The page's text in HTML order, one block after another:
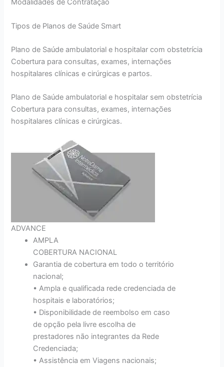
Modalidades de Contratação
Tipos de Planos de Saúde Smart
Plano de Saúde ambulatorial e hospitalar com obstetrícia
Cobertura para consultas, exames, internações
hospitalares clínicas e cirúrgicas e partos.
Plano de Saúde ambulatorial e hospitalar sem obstetrícia
Cobertura para consultas, exames, internações
hospitalares clínicas e cirúrgicas.
ADVANCE
AMPLA
COBERTURA NACIONAL
Garantia de cobertura em todo o território
nacional;
• Ampla e qualificada rede credenciada de
hospitais e laboratórios;
• Disponibilidade de reembolso em caso
de opção pela livre escolha de
prestadores não integrantes da Rede
Credenciada;
• Assistência em Viagens nacionais;